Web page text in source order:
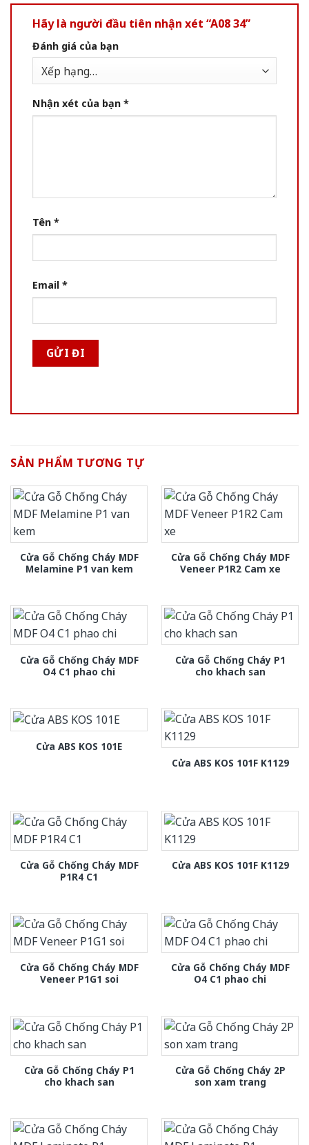
Hãy là người đầu tiên nhận xét “A08 34”
Đánh giá của bạn
Nhận xét của bạn *
Tên *
Email *
SẢN PHẨM TƯƠNG TỰ
Cửa Gỗ Chống Cháy MDF
Melamine P1 van kem
Cửa Gỗ Chống Cháy MDF
Veneer P1R2 Cam xe
Cửa Gỗ Chống Cháy MDF
O4 C1 phao chi
Cửa Gỗ Chống Cháy P1
cho khach san
Cửa ABS KOS 101E
Cửa ABS KOS 101F K1129
Cửa Gỗ Chống Cháy MDF
P1R4 C1
Cửa ABS KOS 101F K1129
Cửa Gỗ Chống Cháy MDF
Veneer P1G1 soi
Cửa Gỗ Chống Cháy MDF
O4 C1 phao chi
Cửa Gỗ Chống Cháy P1
cho khach san
Cửa Gỗ Chống Cháy 2P
son xam trang